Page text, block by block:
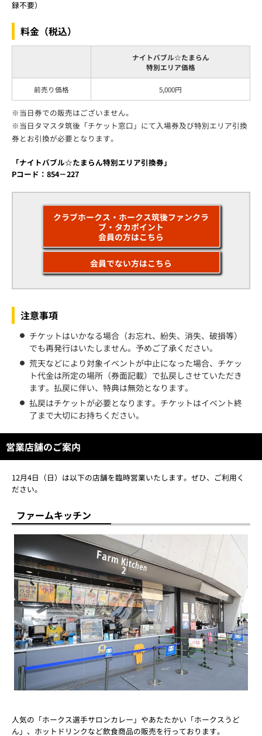
録不要）
料金（税込）
ナイトバブル☆たまらん
特別エリア価格
前売り価格 5,000円
※当日券での販売はございません。
※当日タマスタ筑後「チケット窓口」にて入場券及び特別エリア引換
券とお引換が必要となります。
「ナイトバブル☆たまらん特別エリア引換券」
Pコード：854－227
クラブホークス・ホークス筑後ファンクラ
ブ・タカポイント
会員の方はこちら
会員でない方はこちら
注意事項
チケットはいかなる場合（お忘れ、紛失、消失、破損等）
でも再発行はいたしません。予めご了承ください。
荒天などにより対象イベントが中止になった場合、チケッ
ト代金は所定の場所（券面記載）で払戻しさせていただき
ます。払戻に伴い、特典は無効となります。
払戻はチケットが必要となります。チケットはイベント終
了まで大切にお持ちください。
営業店舗のご案内
12月4日（日）は以下の店舗を臨時営業いたします。ぜひ、ご利用く
ださい。
ファームキッチン
人気の「ホークス選手サロンカレー」やあたたかい「ホークスうど
ん」、ホットドリンクなど飲食商品の販売を行っております。